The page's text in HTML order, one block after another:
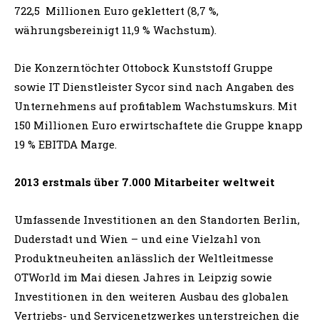
722,5 Millionen Euro geklettert (8,7 %,
währungsbereinigt 11,9 % Wachstum).
Die Konzerntöchter Ottobock Kunststoff Gruppe
sowie IT Dienstleister Sycor sind nach Angaben des
Unternehmens auf profitablem Wachstumskurs. Mit
150 Millionen Euro erwirtschaftete die Gruppe knapp
19 % EBITDA Marge.
2013 erstmals über 7.000 Mitarbeiter weltweit
Umfassende Investitionen an den Standorten Berlin,
Duderstadt und Wien – und eine Vielzahl von
Produktneuheiten anlässlich der Weltleitmesse
OTWorld im Mai diesen Jahres in Leipzig sowie
Investitionen in den weiteren Ausbau des globalen
Vertriebs- und Servicenetzwerkes unterstreichen die